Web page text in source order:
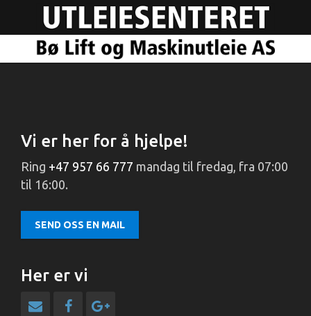
Vi er her for å hjelpe!
Ring +47 957 66 777 mandag til fredag, fra 07:00
til 16:00.
SEND OSS EN MAIL
Her er vi